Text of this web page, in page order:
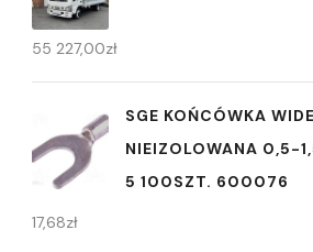
55 227,00zł
SGE KOŃCÓWKA
NIEIZOLOWANA 0,5-
5 100SZT. 600076
17,68zł